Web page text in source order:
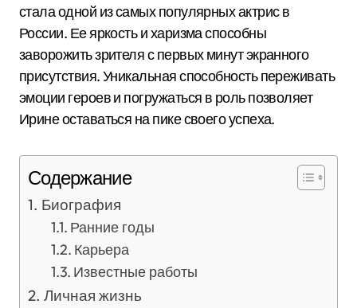
стала одной из самых популярных актрис в
России. Ее яркость и харизма способны
заворожить зрителя с первых минут экранного
присутствия. Уникальная способность переживать
эмоции героев и погружаться в роль позволяет
Ирине оставаться на пике своего успеха.
Содержание
Биография
Ранние годы
Карьера
Известные работы
Личная жизнь